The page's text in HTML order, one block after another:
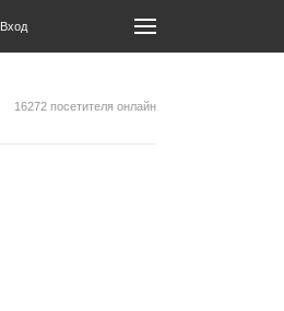
Вход
16272 посетителя онлайн